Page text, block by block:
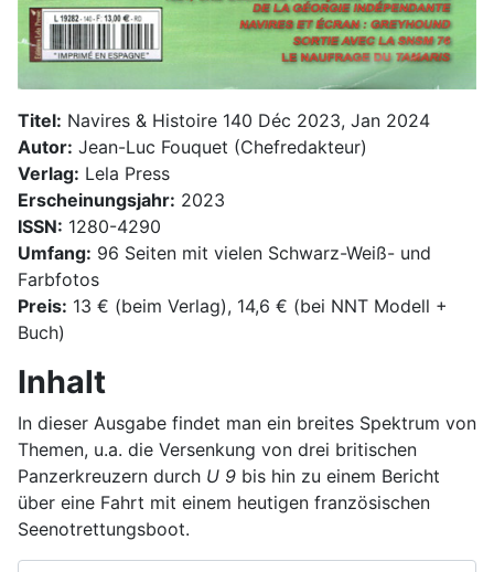
Titel: Navires & Histoire 140 Déc 2023, Jan 2024
Autor: Jean-Luc Fouquet (Chefredakteur)
Verlag: Lela Press
Erscheinungsjahr: 2023
ISSN: 1280-4290
Umfang: 96 Seiten mit vielen Schwarz-Weiß- und
Farbfotos
Preis: 13 € (beim Verlag), 14,6 € (bei NNT Modell +
Buch)
Inhalt
In dieser Ausgabe findet man ein breites Spektrum von
Themen, u.a. die Versenkung von drei britischen
Panzerkreuzern durch U 9 bis hin zu einem Bericht
über eine Fahrt mit einem heutigen französischen
Seenotrettungsboot.